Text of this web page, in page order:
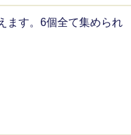
ます。6個全て集められ